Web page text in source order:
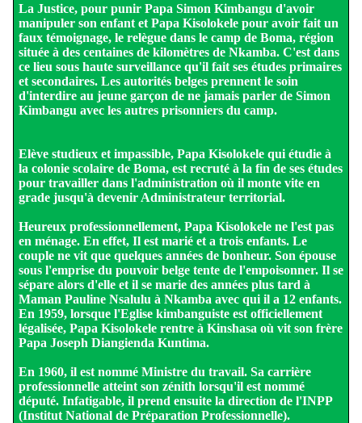
La Justice, pour punir Papa Simon Kimbangu d'avoir
manipuler son enfant et Papa Kisolokele pour avoir fait un
faux témoignage, le relègue dans le camp de Boma, région
située à des centaines de kilomètres de Nkamba. C'est dans
ce lieu sous haute surveillance qu'il fait ses études primaires
et secondaires. Les autorités belges prennent le soin
d'interdire au jeune garçon de ne jamais parler de Simon
Kimbangu avec les autres prisonniers du camp.
Elève studieux et impassible, Papa Kisolokele qui étudie à
la colonie scolaire de Boma, est recruté à la fin de ses études
pour travailler dans l'administration où il monte vite en
grade jusqu'à devenir Administrateur territorial.
Heureux professionnellement, Papa Kisolokele ne l'est pas
en ménage. En effet, Il est marié et a trois enfants. Le
couple ne vit que quelques années de bonheur. Son épouse
sous l'emprise du pouvoir belge tente de l'empoisonner. Il se
sépare alors d'elle et il se marie des années plus tard à
Maman Pauline Nsalulu à Nkamba avec qui il a 12 enfants.
En 1959, lorsque l'Eglise kimbanguiste est officiellement
légalisée, Papa Kisolokele rentre à Kinshasa où vit son frère
Papa Joseph Diangienda Kuntima.
En 1960, il est nommé Ministre du travail. Sa carrière
professionnelle atteint son zénith lorsqu'il est nommé
député. Infatigable, il prend ensuite la direction de l'INPP
(Institut National de Préparation Professionnelle).